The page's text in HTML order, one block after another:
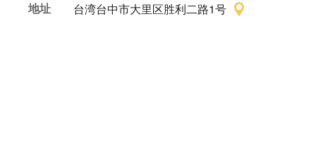
地址
台湾台中市大里区胜利二路1号